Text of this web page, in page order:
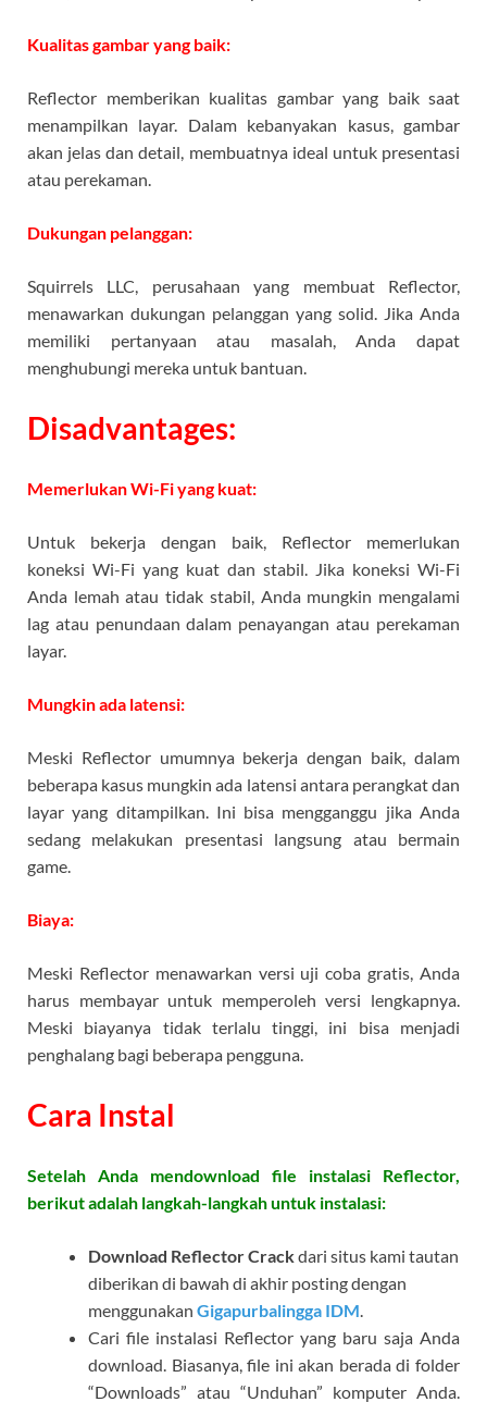
Kualitas gambar yang baik:
Reflector memberikan kualitas gambar yang baik saat
menampilkan layar. Dalam kebanyakan kasus, gambar
akan jelas dan detail, membuatnya ideal untuk presentasi
atau perekaman.
Dukungan pelanggan:
Squirrels LLC, perusahaan yang membuat Reflector,
menawarkan dukungan pelanggan yang solid. Jika Anda
memiliki pertanyaan atau masalah, Anda dapat
menghubungi mereka untuk bantuan.
Disadvantages:
Memerlukan Wi-Fi yang kuat:
Untuk bekerja dengan baik, Reflector memerlukan
koneksi Wi-Fi yang kuat dan stabil. Jika koneksi Wi-Fi
Anda lemah atau tidak stabil, Anda mungkin mengalami
lag atau penundaan dalam penayangan atau perekaman
layar.
Mungkin ada latensi:
Meski Reflector umumnya bekerja dengan baik, dalam
beberapa kasus mungkin ada latensi antara perangkat dan
layar yang ditampilkan. Ini bisa mengganggu jika Anda
sedang melakukan presentasi langsung atau bermain
game.
Biaya:
Meski Reflector menawarkan versi uji coba gratis, Anda
harus membayar untuk memperoleh versi lengkapnya.
Meski biayanya tidak terlalu tinggi, ini bisa menjadi
penghalang bagi beberapa pengguna.
Cara Instal
Setelah Anda mendownload file instalasi Reflector,
berikut adalah langkah-langkah untuk instalasi:
Download Reflector Crackdari situs kami tautan
diberikan di bawah di akhir posting dengan
menggunakan Gigapurbalingga IDM.
Cari file instalasi Reflector yang baru saja Anda
download. Biasanya, file ini akan berada di folder
“Downloads” atau “Unduhan” komputer Anda.